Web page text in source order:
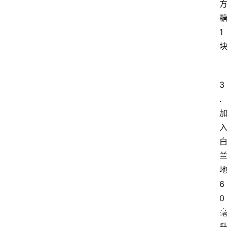
方
糖
1
块
3
.
加
入
白
兰
地
6
0
毫